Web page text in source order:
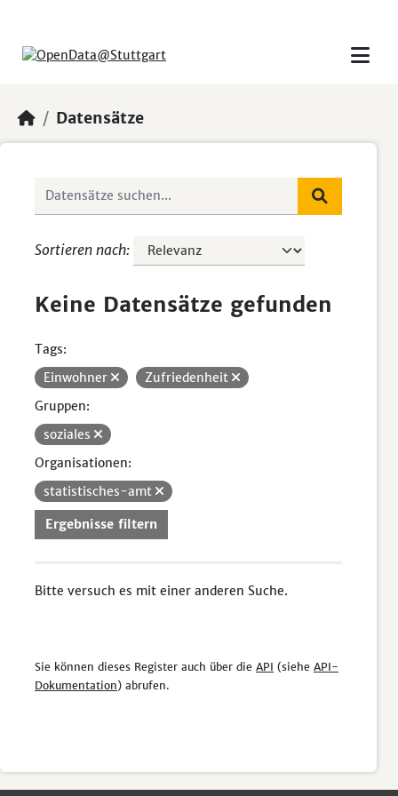
Datensätze
Sortieren nach
Keine Datensätze gefunden
Tags:
Einwohner
Zufriedenheit
Gruppen:
soziales
Organisationen:
statistisches-amt
Ergebnisse filtern
Bitte versuch es mit einer anderen Suche.
Sie können dieses Register auch über die API (siehe API-
Dokumentation) abrufen.